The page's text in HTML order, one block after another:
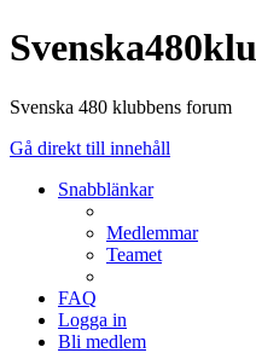
Svenska 480 klubbens forum
Gå direkt till innehåll
Snabblänkar
Medlemmar
Teamet
FAQ
Logga in
Bli medlem